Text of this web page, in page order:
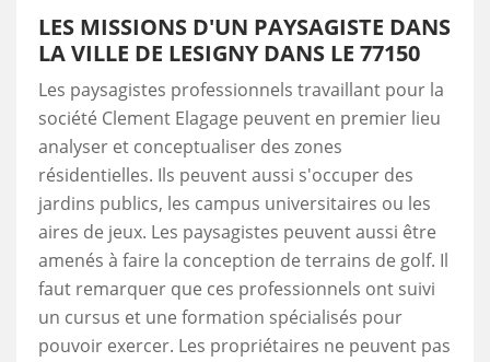
LES MISSIONS D'UN PAYSAGISTE DANS
LA VILLE DE LESIGNY DANS LE 77150
Les paysagistes professionnels travaillant pour la
société Clement Elagage peuvent en premier lieu
analyser et conceptualiser des zones
résidentielles. Ils peuvent aussi s'occuper des
jardins publics, les campus universitaires ou les
aires de jeux. Les paysagistes peuvent aussi être
amenés à faire la conception de terrains de golf. Il
faut remarquer que ces professionnels ont suivi
un cursus et une formation spécialisés pour
pouvoir exercer. Les propriétaires ne peuvent pas